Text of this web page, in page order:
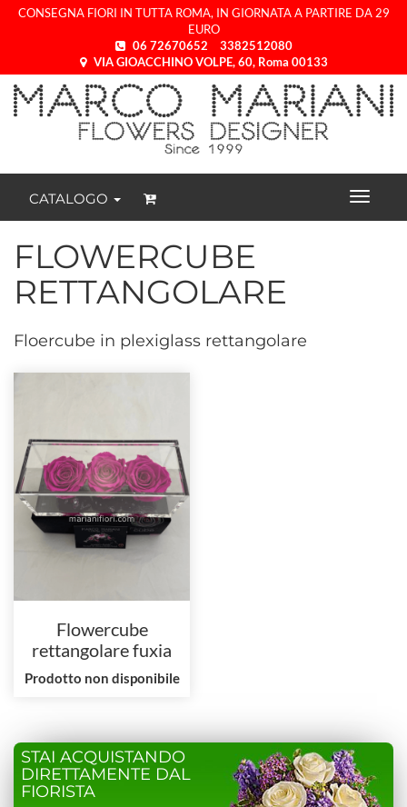
CONSEGNA FIORI IN TUTTA ROMA, IN GIORNATA A PARTIRE DA 29
EURO
06 72670652
3382512080
VIA GIOACCHINO VOLPE, 60, Roma 00133
CATALOGO
FLOWERCUBE
RETTANGOLARE
Floercube in plexiglass rettangolare
Flowercube
rettangolare fuxia
20x8x8
Prodotto non disponibile
STAI ACQUISTANDO
DIRETTAMENTE DAL
FIORISTA